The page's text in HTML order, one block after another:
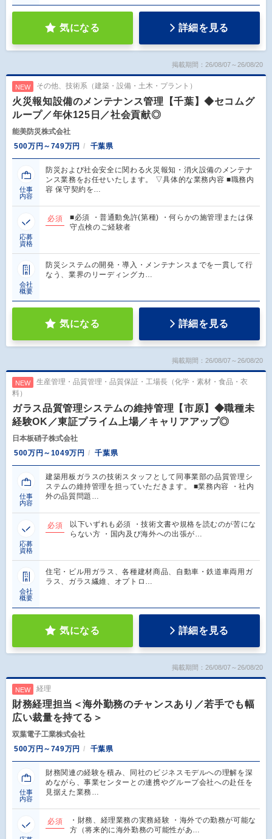
気になる 詳細を見る
掲載期間：26/08/07～26/08/20
NEW その他、技術系（建築・設備・土木・プラント）
火災報知設備のメンテナンス管理【千葉】◆セコムグ
ループ／年休125日／社会貢献◎
能美防災株式会社
500万円～749万円
千葉県
仕事
内容
防災および社会安全に関わる火災報知・消火設備のメンテナ
ンス業務をお任せいたします。 ▽具体的な業務内容 ■職務内
容 保守契約を…
応募
資格
必須
■必須 ・普通動免許(第種) ・何らかの施管理または保
守点検のご経験者
会社
概要
防災システムの開発・導入・メンテナンスまでを一貫して行
なう、業界のリーディングカ…
気になる 詳細を見る
掲載期間：26/08/07～26/08/20
NEW
生産管理・品質管理・品質保証・工場長（化学・素材・食品・衣
料）
ガラス品質管理システムの維持管理【市原】◆職種未
経験OK／東証プライム上場／キャリアアップ◎
日本板硝子株式会社
500万円～1049万円
千葉県
仕事
内容
建築用板ガラスの技術スタッフとして同事業部の品質管理シ
ステムの維持管理を担っていただきます。 ■業務内容 ・社内
外の品質問題…
応募
資格
必須
以下いずれも必須 ・技術文書や規格を読むのが苦にな
らない方 ・国内及び海外への出張が…
会社
概要
住宅・ビル用ガラス、各種建材商品、自動車・鉄道車両用ガ
ラス、ガラス繊維、オプトロ…
気になる 詳細を見る
掲載期間：26/08/07～26/08/20
NEW 経理
財務経理担当＜海外勤務のチャンスあり／若手でも幅
広い裁量を持てる＞
双葉電子工業株式会社
500万円～749万円
千葉県
仕事
内容
財務関連の経験を積み、同社のビジネスモデルへの理解を深
めながら、事業センターとの連携やグループ会社への赴任を
見据えた業務…
必須
・財務、経理業務の実務経験 ・海外での勤務が可能な
方（将来的に海外勤務の可能性があ…